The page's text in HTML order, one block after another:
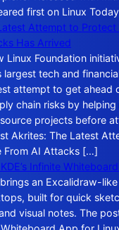
first on Linux
Attempt to
Has Arrived
Linux Foundation
largest tech and
attempt to get ahead
chain risks by helping
projects before
Akrites: The Latest
From AI Attacks […]
Infinite
brings an Excalidraw-
built for quick
visual notes. The